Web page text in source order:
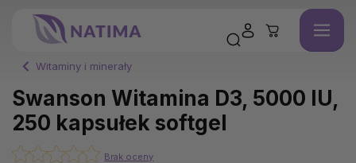
Witaminy i minerały
Swanson Witamina D3, 5000 IU,
250 kapsułek softgel
Brak oceny